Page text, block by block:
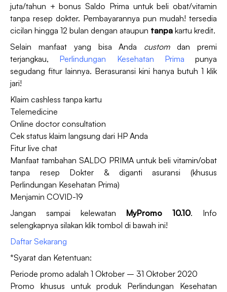
juta/tahun + bonus Saldo Prima untuk beli obat/vitamin
tanpa resep dokter. Pembayarannya pun mudah! tersedia
cicilan hingga 12 bulan dengan ataupun tanpa kartu kredit.
Selain manfaat yang bisa Anda customdan premi
terjangkau, Perlindungan Kesehatan Prima punya
segudang fitur lainnya. Berasuransi kini hanya butuh 1 klik
jari!
Klaim cashless tanpa kartu
Telemedicine
Online doctor consultation
Cek status klaim langsung dari HP Anda
Fitur live chat
Manfaat tambahan SALDO PRIMA untuk beli vitamin/obat
tanpa resep Dokter & diganti asuransi (khusus
Perlindungan Kesehatan Prima)
Menjamin COVID-19
Jangan sampai kelewatan MyPromo 10.10. Info
selengkapnya silakan klik tombol di bawah ini!
Daftar Sekarang
*Syarat dan Ketentuan:
Periode promo adalah 1 Oktober – 31 Oktober 2020
Promo khusus untuk produk Perlindungan Kesehatan